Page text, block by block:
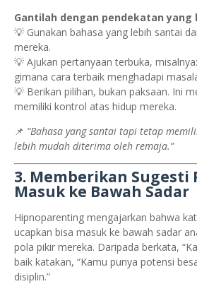
Gantilah dengan pendekatan yang
💡 Gunakan bahasa yang lebih santai
mereka.
💡 Ajukan pertanyaan terbuka,
gimana cara terbaik menghadapi
💡 Berikan pilihan, bukan paksaan. Ini
memiliki kontrol atas hidup mereka.
📌 “Bahasa yang santai tapi tetap
lebih mudah diterima oleh remaja.”
3. Memberikan Sugesti
Masuk ke Bawah Sadar
Hipnoparenting mengajarkan bahwa
ucapkan bisa masuk ke bawah sadar
pola pikir mereka. Daripada berkata,
baik katakan, “Kamu punya potensi
disiplin.”